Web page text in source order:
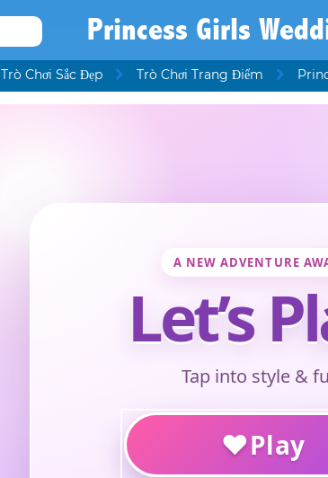
Princess Girls
Trò Chơi Sắc Đẹp Trò Chơi Trang Điểm